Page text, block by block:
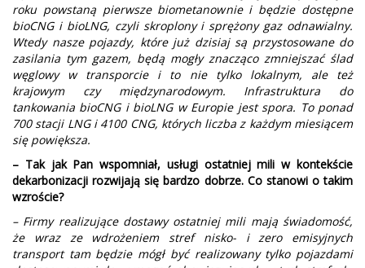
roku powstaną pierwsze biometanownie i będzie dostępne
bioCNG i bioLNG, czyli skroplony i sprężony gaz odnawialny.
Wtedy nasze pojazdy, które już dzisiaj są przystosowane do
zasilania tym gazem, będą mogły znacząco zmniejszać ślad
węglowy w transporcie i to nie tylko lokalnym, ale też
krajowym czy międzynarodowym. Infrastruktura do
tankowania bioCNG i bioLNG w Europie jest spora. To ponad
700 stacji LNG i 4100 CNG, których liczba z każdym miesiącem
się powiększa.
– Tak jak Pan wspomniał, usługi ostatniej mili w kontekście
dekarbonizacji rozwijają się bardzo dobrze. Co stanowi o takim
wzroście?
– Firmy realizujące dostawy ostatniej mili mają świadomość,
że wraz ze wdrożeniem stref nisko- i zero emisyjnych
transport tam będzie mógł być realizowany tylko pojazdami